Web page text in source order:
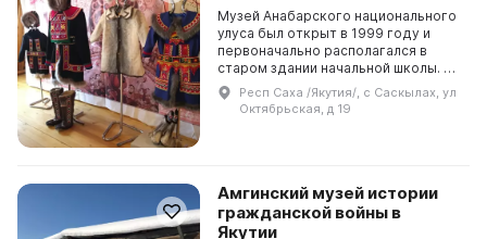
Музей Анабарского национального
улуса был открыт в 1999 году и
первоначально располагался в
старом здании начальной школы. В
2005 году он переехал в новое
помещение на третьем этаже
Культурного центра...
Респ Саха /Якутия/, с Саскылах, ул
Октябрьская, д 19
Амгинский музей истории
гражданской войны в
Якутии